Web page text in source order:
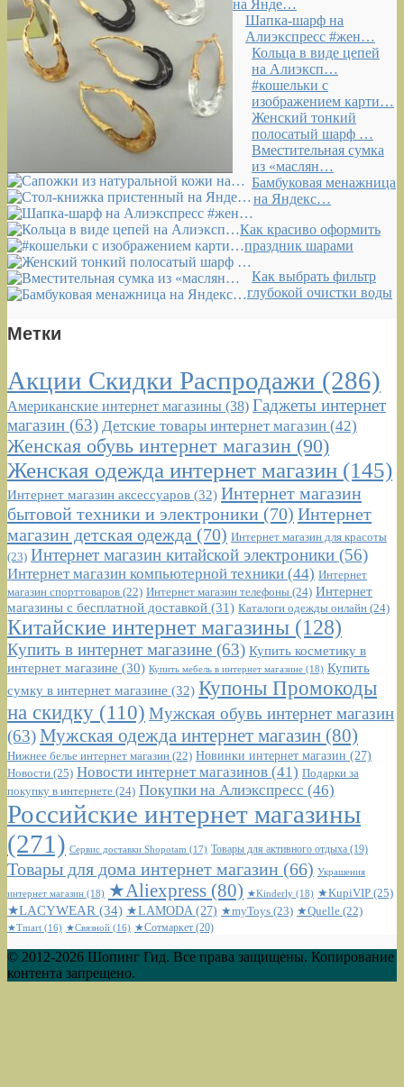
на Янде…
Шапка-шарф на
Алиэкспресс #жен…
Кольца в виде цепей
на Алиэксп…
#кошельки с
изображением карти…
Женский тонкий
полосатый шарф …
Вместительная сумка
из «маслян…
Бамбуковая менажница
на Яндекс…
Как красиво оформить
праздник шарами
Как выбрать фильтр
глубокой очистки воды
Метки
Акции Скидки Распродажи (286)
Американские интернет магазины (38) Гаджеты интернет
магазин (63) Детские товары интернет магазин (42)
Женская обувь интернет магазин (90)
Женская одежда интернет магазин (145)
Интернет магазин аксессуаров (32) Интернет магазин
бытовой техники и электроники (70) Интернет
магазин детская одежда (70) Интернет магазин для красоты
(23) Интернет магазин китайской электроники (56)
Интернет магазин компьютерной техники (44) Интернет
магазин спорттоваров (22) Интернет магазин телефоны (24) Интернет
магазины с бесплатной доставкой (31) Каталоги одежды онлайн (24)
Китайские интернет магазины (128)
Купить в интернет магазине (63) Купить косметику в
интернет магазине (30) Купить мебель в интернет магазине (18) Купить
сумку в интернет магазине (32) Купоны Промокоды
на скидку (110) Мужская обувь интернет магазин
(63)Мужская одежда интернет магазин (80)
Нижнее белье интернет магазин (22) Новинки интернет магазин (27)
Новости (25) Новости интернет магазинов (41) Подарки за
покупку в интернете (24) Покупки на Алиэкспресс (46)
Российские интернет магазины
(271) Сервис доставки Shopotam (17) Товары для активного отдыха (19)
Товары для дома интернет магазин (66) Украшения
интернет магазин (18) ★Aliexpress (80) ★Kinderly (18) ★KupiVIP (25)
★LACYWEAR (34) ★LAMODA(27) ★myToys (23) ★Quelle (22)
★Tmart (16) ★Связной (16) ★Сотмаркет (20)
© 2012-2026 Шопинг Гид. Все права защищены. Копирование
контента запрещено.